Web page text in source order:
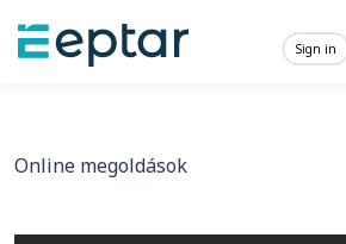
Sign in
Online megoldások